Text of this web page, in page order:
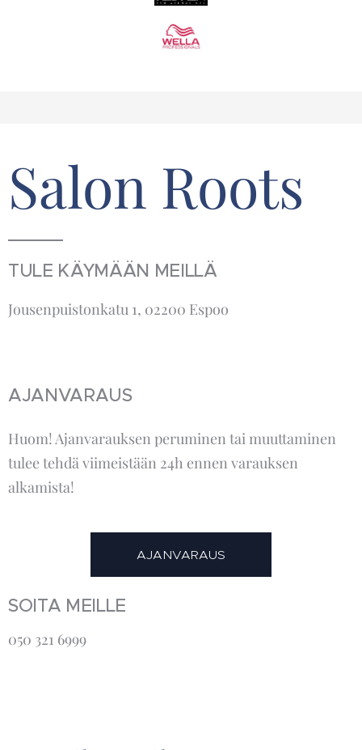
Salon Roots
TULE KÄYMÄÄN MEILLÄ
Jousenpuistonkatu 1, 02200 Espoo
AJANVARAUS
Huom! Ajanvarauksen peruminen tai muuttaminen
tulee tehdä viimeistään 24h ennen varauksen
alkamista!
AJANVARAUS
SOITA MEILLE
050 321 6999